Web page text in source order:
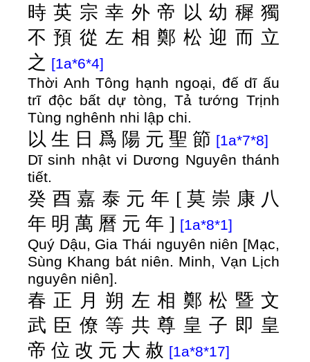
時英 宗幸 外 帝 以幼 穉獨
不預 從左 相鄭 松 迎 而立
之 [1a*6*4]
Thời Anh Tông hạnh ngoại, đế dĩ ấu
trĩ độc bất dự tòng, Tả tướng Trịnh
Tùng nghênh nhi lập chi.
以 生 日 爲 陽 元 聖 節 [1a*7*8]
Dĩ sinh nhật vi Dương Nguyên thánh
tiết.
癸 酉嘉 泰 元 年 [莫 崇 康 八
年 明 萬 曆 元 年 ] [1a*8*1]
Quý Dậu, Gia Thái nguyên niên [Mạc,
Sùng Khang bát niên. Minh, Vạn Lịch
nguyên niên].
春 正 月 朔 左相 鄭松 暨文
武 臣 僚 等 共尊 皇子 即 皇
帝 位 改 元 大 赦 [1a*8*17]